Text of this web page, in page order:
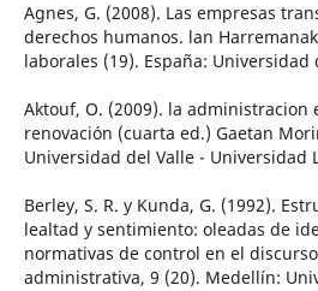
Agnes, G. (2008). Las empresas
derechos humanos. lan
laborales (19). España: Universidad
Aktouf, O. (2009). la administracion
renovación (cuarta ed.) Gaetan
Universidad del Valle - Universidad
Berley, S. R. y Kunda, G. (1992).
lealtad y sentimiento: oleadas de
normativas de control en el
administrativa, 9 (20). Medellín: